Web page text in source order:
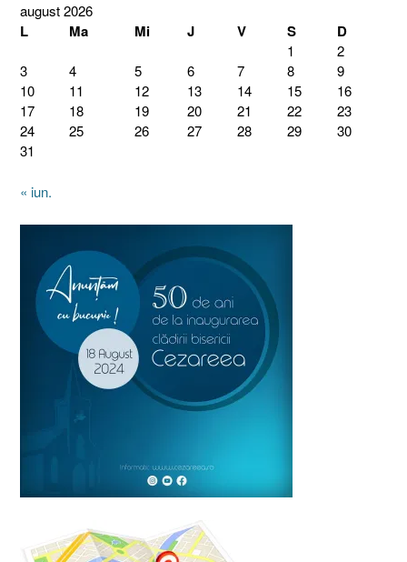
august 2026
L Ma Mi J V S D
1
2
3
4 5 6 7 8
9
10
11 12 13 14 15
16
17
18 19 20 21 22
23
24
25 26 27 28 29
30
31
« iun.